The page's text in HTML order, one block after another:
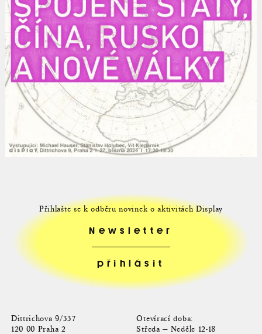
Dittrichova 9/337
120 00 Praha 2
Otevírací doba:
Středa — Neděle 12-18
Přihlašte se k odběru novinek o aktivitách Display
Newsletter